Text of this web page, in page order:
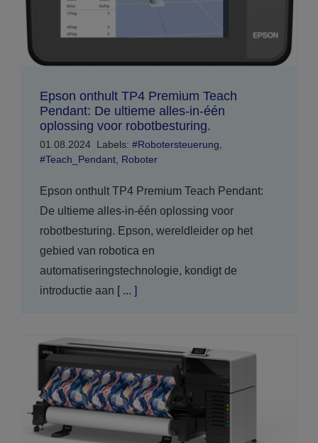
Epson onthult TP4 Premium Teach
Pendant: De ultieme alles-in-één
oplossing voor robotbesturing.
01.08.2024 Labels: #Robotersteuerung,
#Teach_Pendant, Roboter
Epson onthult TP4 Premium Teach Pendant:
De ultieme alles-in-één oplossing voor
robotbesturing. Epson, wereldleider op het
gebied van robotica en
automatiseringstechnologie, kondigt de
introductie aan [ ... ]